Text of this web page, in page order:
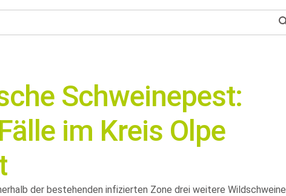
Schweinepest:
im Kreis Olpe
der bestehenden infizierten Zone drei weitere Wildschweine